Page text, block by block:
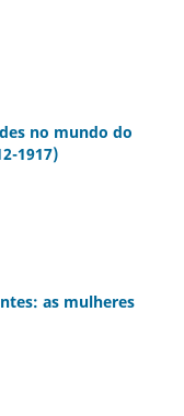
no mundo do
1917)
as mulheres